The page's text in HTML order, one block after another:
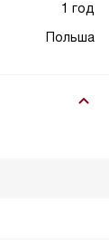
1 год
Польша